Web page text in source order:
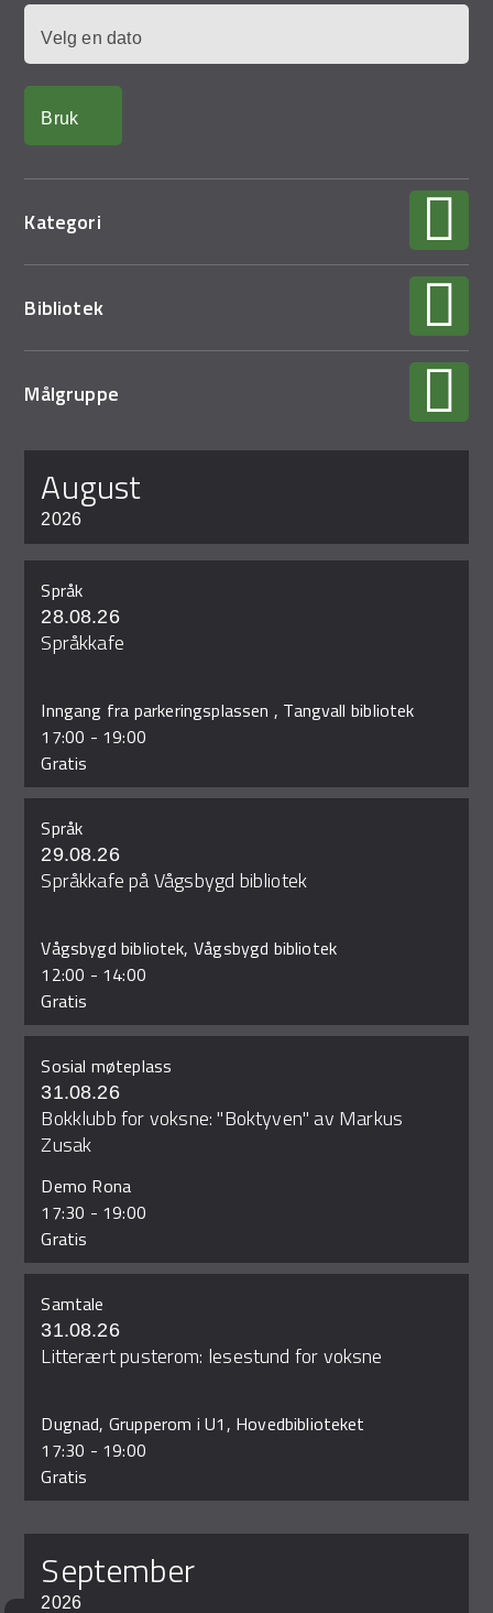
Kategori
Bibliotek
Målgruppe
august
2026
Språk
28.08.26
Språkkafe
Inngang fra parkeringsplassen , Tangvall bibliotek
17:00 - 19:00
Gratis
Språk
29.08.26
Språkkafe på Vågsbygd bibliotek
Vågsbygd bibliotek, Vågsbygd bibliotek
12:00 - 14:00
Gratis
Sosial møteplass
31.08.26
Bokklubb for voksne: "Boktyven" av Markus
Zusak
Demo Rona
17:30 - 19:00
Gratis
Samtale
31.08.26
Litterært pusterom: lesestund for voksne
Dugnad, Grupperom i U1, Hovedbiblioteket
17:30 - 19:00
Gratis
september
2026